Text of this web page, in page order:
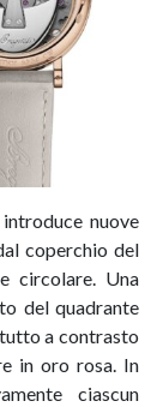
introduce nuove
coperchio del
circolare. Una
del quadrante
a contrasto
in oro rosa. In
ciascun